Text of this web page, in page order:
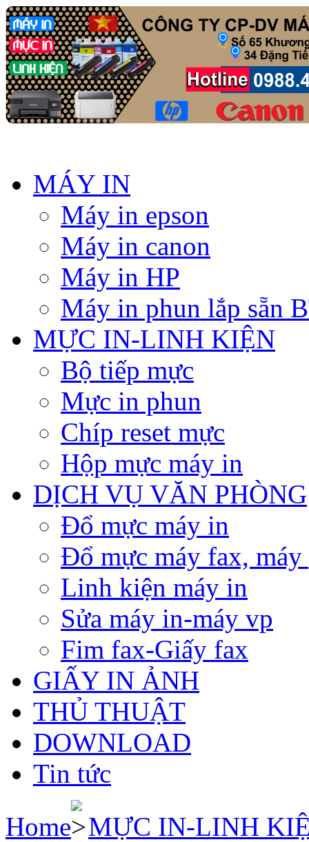
MÁY IN
Máy in epson
Máy in canon
Máy in HP
Máy in phun lắp sẵn
MỰC IN-LINH KIỆN
Bộ tiếp mực
Mực in phun
Chíp reset mực
Hộp mực máy in
DỊCH VỤ VĂN PHÒNG
Đổ mực máy in
Đổ mực máy fax, máy
Linh kiện máy in
Sửa máy in-máy vp
Fim fax-Giấy fax
GIẤY IN ẢNH
THỦ THUẬT
DOWNLOAD
Tin tức
Home
MỰC IN-LINH